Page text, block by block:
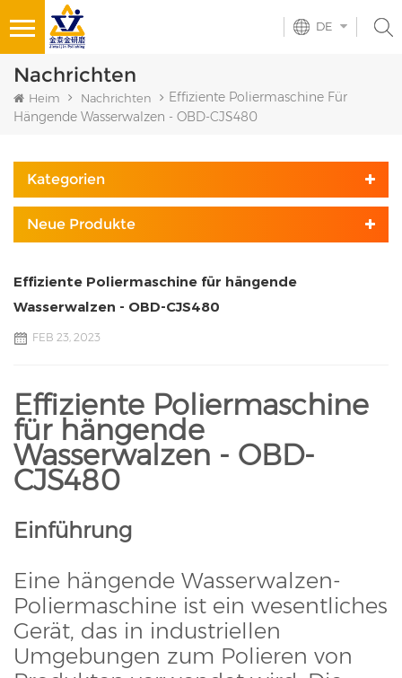
DE
Nachrichten
Heim Nachrichten
Effiziente Poliermaschine Für
Hängende Wasserwalzen - OBD-CJS480
Kategorien
Neue Produkte
Effiziente Poliermaschine für hängende
Wasserwalzen - OBD-CJS480
FEB 23, 2023
Effiziente Poliermaschine
für hängende
Wasserwalzen - OBD-
CJS480
Einführung
Eine hängende Wasserwalzen-
Poliermaschine ist ein wesentliches
Gerät, das in industriellen
Umgebungen zum Polieren von